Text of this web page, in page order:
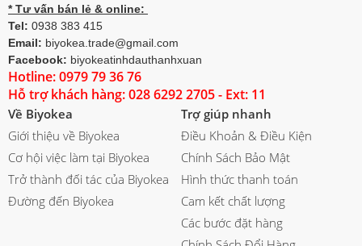
* Tư vấn bán lẻ & online:
Tel: 0938 383 415
Email: biyokea.trade@gmail.com
Facebook: biyokeatinhdauthanhxuan
Hotline: 0979 79 36 76
Hỗ trợ khách hàng: 028 6292 2705 - Ext: 11
Về Biyokea
Giới thiệu về Biyokea
Cơ hội việc làm tại Biyokea
Trở thành đối tác của Biyokea
Đường đến Biyokea
Trợ giúp nhanh
Điều Khoản & Điều Kiện
Chính Sách Bảo Mật
Hình thức thanh toán
Cam kết chất lượng
Các bước đặt hàng